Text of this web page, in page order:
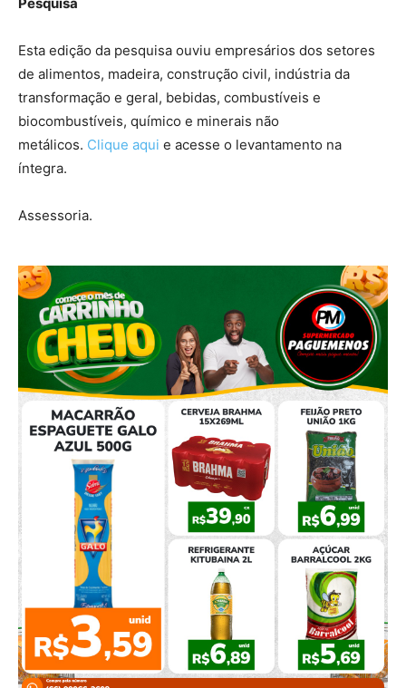
Esta edição da pesquisa ouviu empresários dos setores
de alimentos, madeira, construção civil, indústria da
transformação e geral, bebidas, combustíveis e
biocombustíveis, químico e minerais não
metálicos. Clique aqui e acesse o levantamento na
íntegra.
Assessoria.